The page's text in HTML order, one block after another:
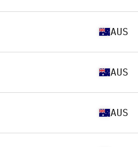
AUS
AUS
AUS